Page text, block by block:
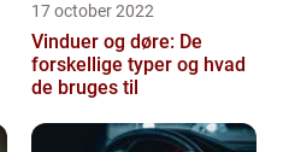
17 october 2022
Vinduer og døre: De
forskellige typer og hvad
de bruges til